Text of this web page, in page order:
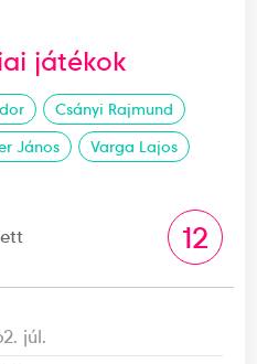
játékok
Csányi Rajmund
János Varga Lajos
12
júl.